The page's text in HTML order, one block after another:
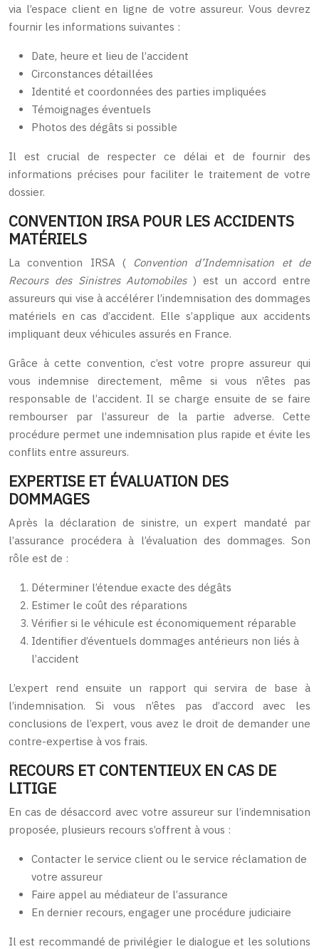
via l’espace client en ligne de votre assureur. Vous devrez
fournir les informations suivantes :
Date, heure et lieu de l’accident
Circonstances détaillées
Identité et coordonnées des parties impliquées
Témoignages éventuels
Photos des dégâts si possible
Il est crucial de respecter ce délai et de fournir des
informations précises pour faciliter le traitement de votre
dossier.
CONVENTION IRSA POUR LES ACCIDENTS
MATÉRIELS
La convention IRSA ( Convention d’Indemnisation et de
Recours des Sinistres Automobiles ) est un accord entre
assureurs qui vise à accélérer l’indemnisation des dommages
matériels en cas d’accident. Elle s’applique aux accidents
impliquant deux véhicules assurés en France.
Grâce à cette convention, c’est votre propre assureur qui
vous indemnise directement, même si vous n’êtes pas
responsable de l’accident. Il se charge ensuite de se faire
rembourser par l’assureur de la partie adverse. Cette
procédure permet une indemnisation plus rapide et évite les
conflits entre assureurs.
EXPERTISE ET ÉVALUATION DES
DOMMAGES
Après la déclaration de sinistre, un expert mandaté par
l’assurance procédera à l’évaluation des dommages. Son
rôle est de :
Déterminer l’étendue exacte des dégâts
Estimer le coût des réparations
Vérifier si le véhicule est économiquement réparable
Identifier d’éventuels dommages antérieurs non liés à
l’accident
L’expert rend ensuite un rapport qui servira de base à
l’indemnisation. Si vous n’êtes pas d’accord avec les
conclusions de l’expert, vous avez le droit de demander une
contre-expertise à vos frais.
RECOURS ET CONTENTIEUX EN CAS DE
LITIGE
En cas de désaccord avec votre assureur sur l’indemnisation
proposée, plusieurs recours s’offrent à vous :
Contacter le service client ou le service réclamation de
votre assureur
Faire appel au médiateur de l’assurance
En dernier recours, engager une procédure judiciaire
Il est recommandé de privilégier le dialogue et les solutions